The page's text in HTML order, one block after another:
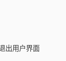
出用户界面